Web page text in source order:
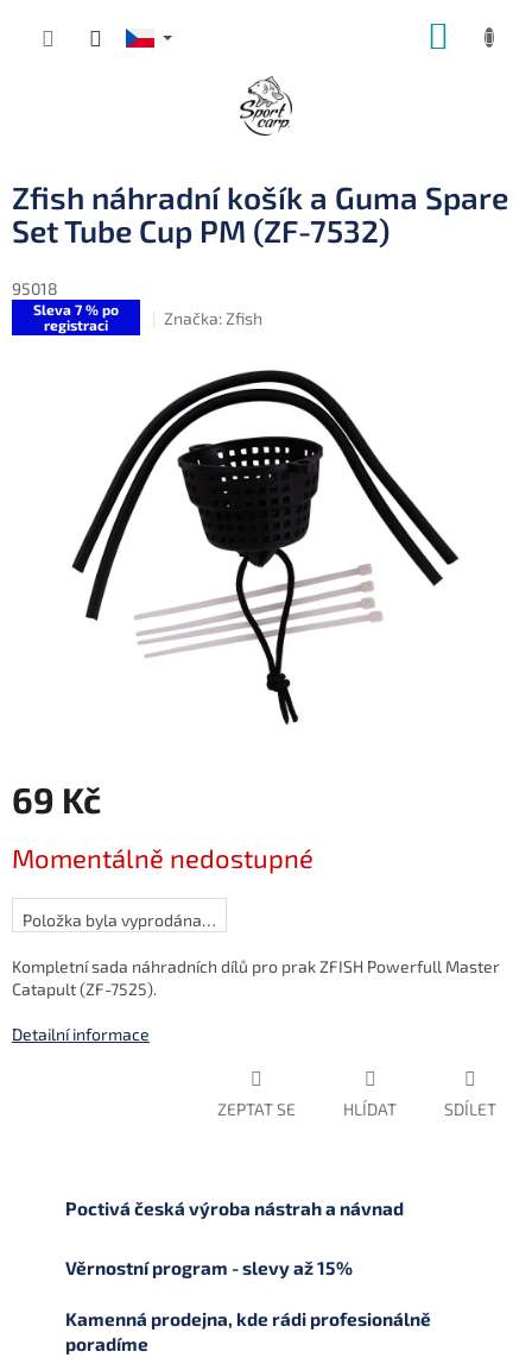
Zfish náhradní košík a Guma Spare
Set Tube Cup PM (ZF-7532)
95018
Sleva 7 % po
registraci
Značka: Zfish
69 Kč
cena:
Momentálně nedostupné
Položka byla vyprodána…
Kompletní sada náhradních dílů pro prak ZFISH Powerfull Master
Catapult (ZF-7525).
Detailní informace
ZEPTAT SE HLÍDAT SDÍLET
Poctivá česká výroba nástrah a návnad
Věrnostní program - slevy až 15%
Kamenná prodejna, kde rádi profesionálně
poradíme